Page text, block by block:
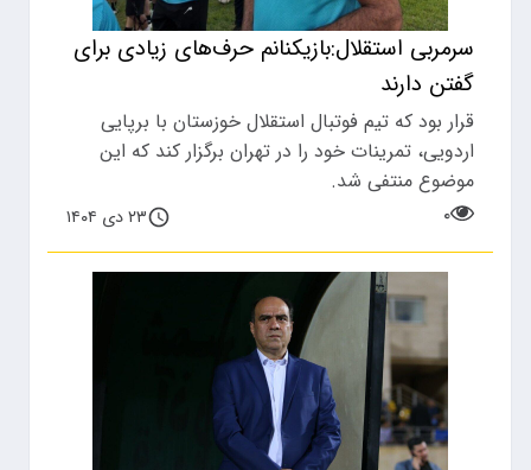
سرمربی استقلال:بازیکنانم حرف‌های زیادی برای
گفتن دارند
قرار بود که تیم فوتبال استقلال خوزستان با برپایی
اردویی، تمرینات خود را در تهران برگزار کند که این
موضوع منتفی شد.
۰
۲۳ دی ۱۴۰۴